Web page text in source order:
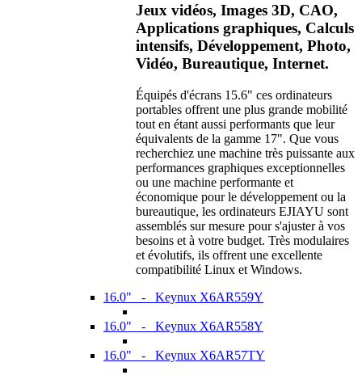
Jeux vidéos, Images 3D, CAO,
Applications graphiques, Calculs
intensifs, Développement, Photo,
Vidéo, Bureautique, Internet.
Équipés d'écrans 15.6" ces ordinateurs
portables offrent une plus grande mobilité
tout en étant aussi performants que leur
équivalents de la gamme 17". Que vous
recherchiez une machine très puissante aux
performances graphiques exceptionnelles
ou une machine performante et
économique pour le développement ou la
bureautique, les ordinateurs EJIAYU sont
assemblés sur mesure pour s'ajuster à vos
besoins et à votre budget. Très modulaires
et évolutifs, ils offrent une excellente
compatibilité Linux et Windows.
16.0" - Keynux X6AR559Y
16.0" - Keynux X6AR558Y
16.0" - Keynux X6AR57TY